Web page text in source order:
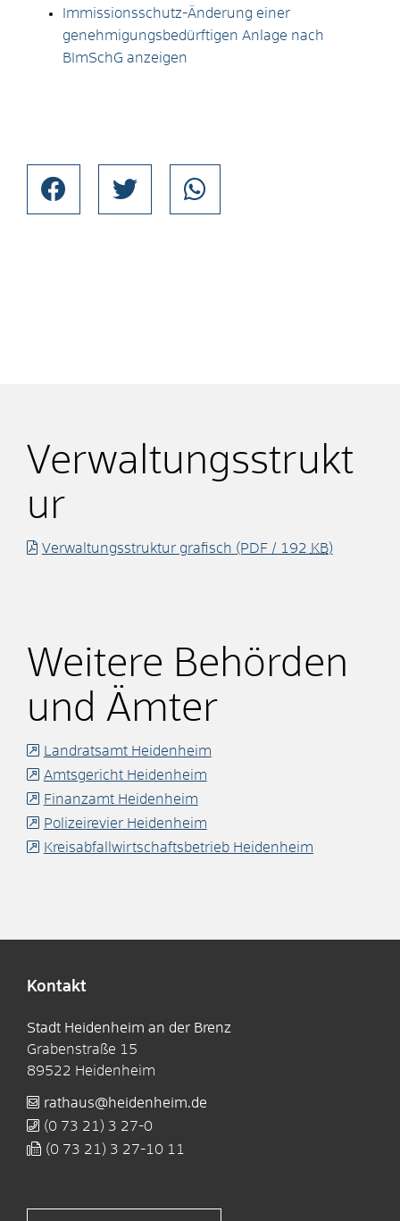
Immissionsschutz-Änderung einer
genehmigungsbedürftigen Anlage nach
BImSchG anzeigen
Verwaltungsstrukt
ur
Verwaltungsstruktur grafisch (PDF / 192 KB)
Weitere Behörden
und Ämter
Landratsamt Heidenheim
Amtsgericht Heidenheim
Finanzamt Heidenheim
Polizeirevier Heidenheim
Kreisabfallwirtschaftsbetrieb Heidenheim
Kontakt
Stadt Heidenheim an der Brenz
Grabenstraße 15
89522 Heidenheim
rathaus@heidenheim.de
(0 73 21) 3 27-0
(0 73 21) 3 27-10 11